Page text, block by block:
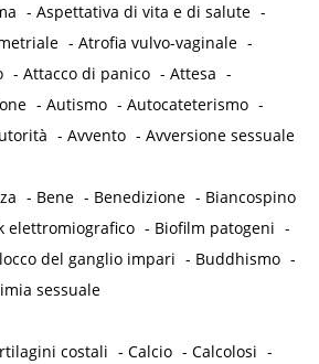
-Aspettativa di vita e di salute -
-Atrofia vulvo-vaginale -
-Attacco di panico -Attesa -
-Autismo -Autocateterismo -
-Avvento -Avversione sessuale
- Bene - Benedizione - Biancospino
elettromiografico - Biofilm patogeni -
del ganglio impari - Buddhismo -
sessuale
costali -Calcio -Calcolosi -